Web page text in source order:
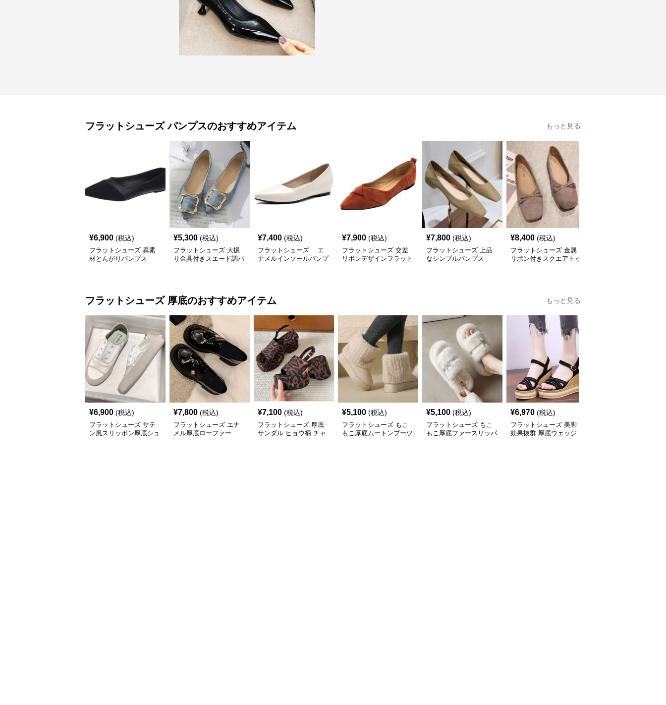
フラットシューズ パンプスのおすすめアイテム もっと見る
¥6,900 (税込)
フラットシューズ 異素
材とんがりパンプス
¥5,300 (税込)
フラットシューズ 大振
り金具付きスエード調パ
¥7,400 (税込)
フラットシューズ エ
ナメルインソールパンプ
¥7,900 (税込)
フラットシューズ 交差
リボンデザインフラット
¥7,800 (税込)
フラットシューズ 上品
なシンプルパンプス
¥8,400 (税込)
フラットシューズ 金属
リボン付きスクエアトゥ
フラットシューズ 厚底のおすすめアイテム もっと見る
¥6,900 (税込)
フラットシューズ サテ
ン風スリッポン厚底シュ
¥7,800 (税込)
フラットシューズ エナ
メル厚底ローファー
¥7,100 (税込)
フラットシューズ 厚底
サンダル ヒョウ柄 チャ
¥5,100 (税込)
フラットシューズ もこ
もこ厚底ムートンブーツ
¥5,100 (税込)
フラットシューズ もこ
もこ厚底ファースリッパ
¥6,970 (税込)
フラットシューズ 美脚
効果抜群 厚底ウェッジ